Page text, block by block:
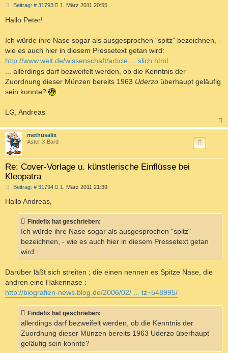
Beitrag: # 31793B
a
g
1. März 2011 20:55
Hallo Peter!
Ich würde ihre Nase sogar als ausgesprochen "spitz" bezeichnen, -
wie es auch hier in diesem Pressetext getan wird:
http://www.welt.de/wissenschaft/article ... slich.html
... allerdings darf bezweifelt werden, ob die Kenntnis der
Zuordnung dieser Münzen bereits 1963 Uderzo überhaupt geläufig
sein konnte?
LG, Andreas
a
methusalix
AsterIX Bard
Re: Cover-Vorlage u. künstlerische Einflüsse bei
Kleopatra
Beitrag: # 31794B
r
a
1. März 2011 21:39
Hallo Andreas,
Findefix hat geschrieben:
Ich würde ihre Nase sogar als ausgesprochen "spitz"
bezeichnen, - wie es auch hier in diesem Pressetext getan
wird:
Darüber läßt sich streiten ; die einen nennen es Spitze Nase, die
andren eine Hakennase :
http://biografien-news.blog.de/2006/02/ ... tz~548995/
Findefix hat geschrieben:
allerdings darf bezweifelt werden, ob die Kenntnis der
Zuordnung dieser Münzen bereits 1963 Uderzo überhaupt
geläufig sein konnte?